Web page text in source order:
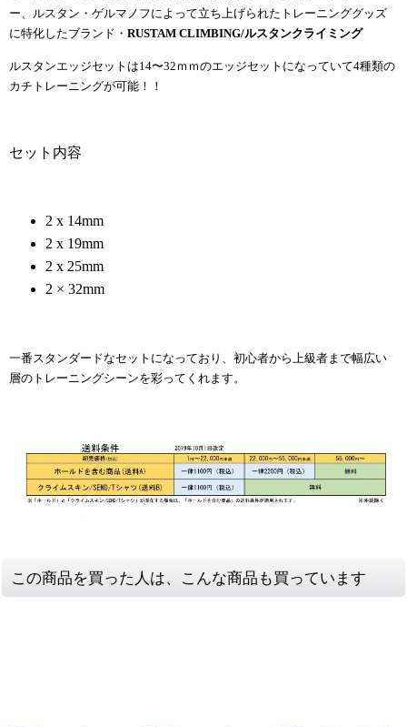
ー、ルスタン・ゲルマノフによって立ち上げられたトレーニンググッズ
に特化したブランド・ RUSTAM CLIMBING/ルスタンクライミング
ルスタンエッジセットは14〜32ｍｍのエッジセットになっていて4種類の
カチトレーニングが可能！！
セット内容
2 x 14mm
2 x 19mm
2 x 25mm
2 × 32mm
一番スタンダードなセットになっており、初心者から上級者まで幅広い
層のトレーニングシーンを彩ってくれます。
この商品を買った人は、こんな商品も買っています